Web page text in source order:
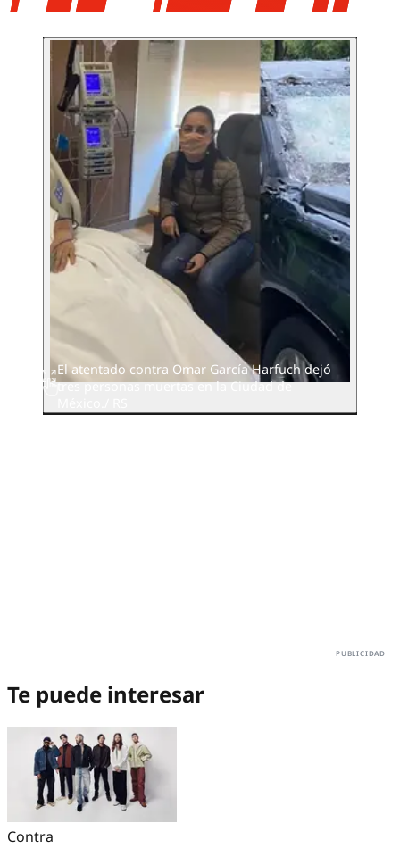
El atentado contra Omar García Harfuch dejó
tres personas muertas en la Ciudad de
Te puede interesar
Contra